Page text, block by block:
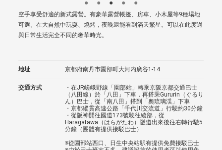
空手享受舒適的新式露營。有豪華露營帳篷、房車、小木屋等9種場地
可選。在大自然中玩耍、燒烤，夜晚還能看到滿天繁星。可以在此度過
與日常生活完全不同的奢華時光。
地址 京都府南丹市園部町大河内廣谷1-14
交通方式
・在JR嵯峨野線「園部站」轉乘京阪京都交通巴士
（八田線）於「八田」下車，再搭乘Gururin（ぐるり
ん）巴士，從「南八田」搭到「奧琉璃渓」下車
・京都縱貫高速公路「千代川交流道」行駛約30分鐘
・從阪神開往國道173號駛往綾部，從
Haragatawa（はらがたわ）隧道出來後往右轉行駛5
分鐘（團體有提供接駁巴士）
※從園部站西口、日生中央站駅有提供免費接駁巴士